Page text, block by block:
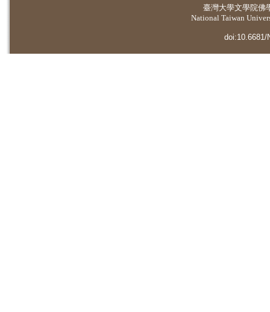
臺灣大學文學院佛
National Taiwan
doi:10.6681/